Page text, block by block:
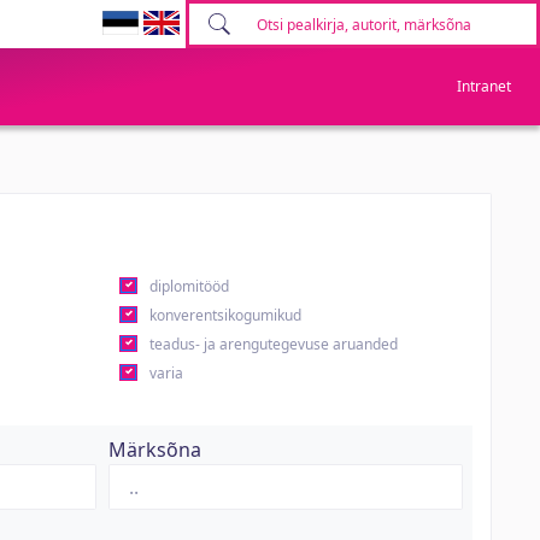
Intranet
diplomitööd
konverentsikogumikud
teadus- ja arengutegevuse aruanded
varia
Märksõna